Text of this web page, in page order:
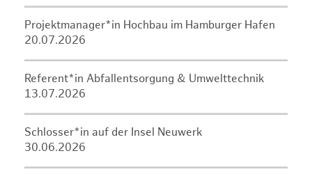
Projektmanager*in Hochbau im Hamburger Hafen
20.07.2026
Referent*in Abfallentsorgung & Umwelttechnik
13.07.2026
Schlosser*in auf der Insel Neuwerk
30.06.2026